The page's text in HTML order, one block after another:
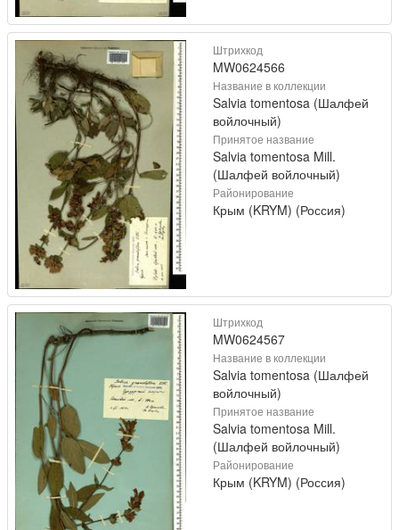
Штрихкод
MW0624566
Название в коллекции
Salvia tomentosa (Шалфей
войлочный)
Принятое название
Salvia tomentosa Mill.
(Шалфей войлочный)
Районирование
Крым (KRYM) (Россия)
Штрихкод
MW0624567
Название в коллекции
Salvia tomentosa (Шалфей
войлочный)
Принятое название
Salvia tomentosa Mill.
(Шалфей войлочный)
Районирование
Крым (KRYM) (Россия)